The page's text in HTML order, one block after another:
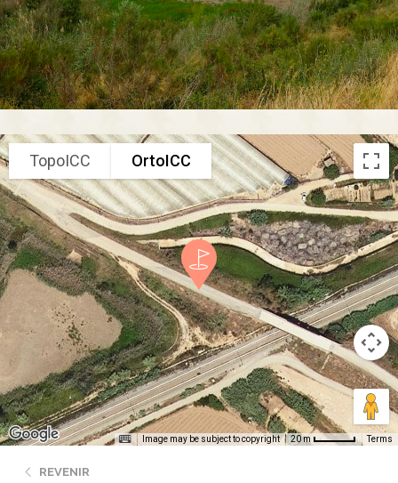
TopoICC OrtoICC
Image may be subject to copyright 20 m Terms
REVENIR